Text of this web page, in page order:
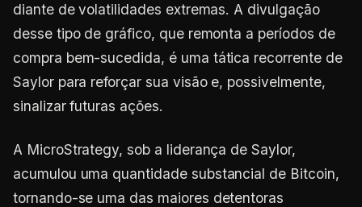
diante de volatilidades extremas. A divulgação
desse tipo de gráfico, que remonta a períodos de
compra bem-sucedida, é uma tática recorrente de
Saylor para reforçar sua visão e, possivelmente,
sinalizar futuras ações.
A MicroStrategy, sob a liderança de Saylor,
acumulou uma quantidade substancial de Bitcoin,
tornando-se uma das maiores detentoras